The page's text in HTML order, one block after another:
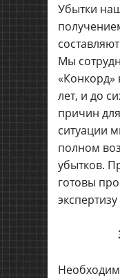
Убытки
Мы
«Конкорд»
лет, и до
причин
ситуации
полном
убытков.
готовы